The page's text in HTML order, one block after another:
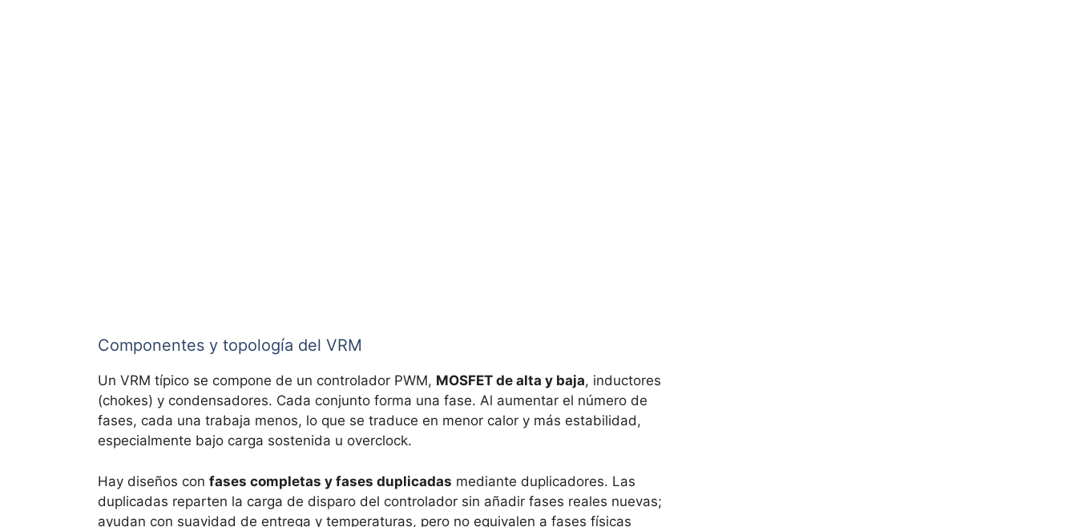
Componentes y topología del VRM
Un VRM típico se compone de un controlador PWM, MOSFET de alta y baja, inductores
(chokes) y condensadores. Cada conjunto forma una fase. Al aumentar el número de
fases, cada una trabaja menos, lo que se traduce en menor calor y más estabilidad,
especialmente bajo carga sostenida u overclock.
Hay diseños con fases completas y fases duplicadas mediante duplicadores. Las
duplicadas reparten la carga de disparo del controlador sin añadir fases reales nuevas;
ayudan con suavidad de entrega y temperaturas, pero no equivalen a fases físicas